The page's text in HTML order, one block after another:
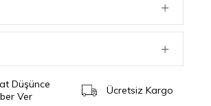
Düşünce
Ver
Ücretsiz Kargo